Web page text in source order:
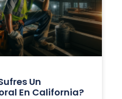
Un
En California?